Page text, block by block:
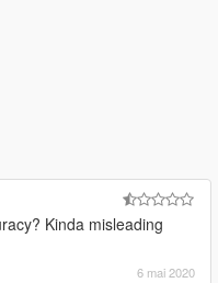
Kinda misleading
6 mai 2020